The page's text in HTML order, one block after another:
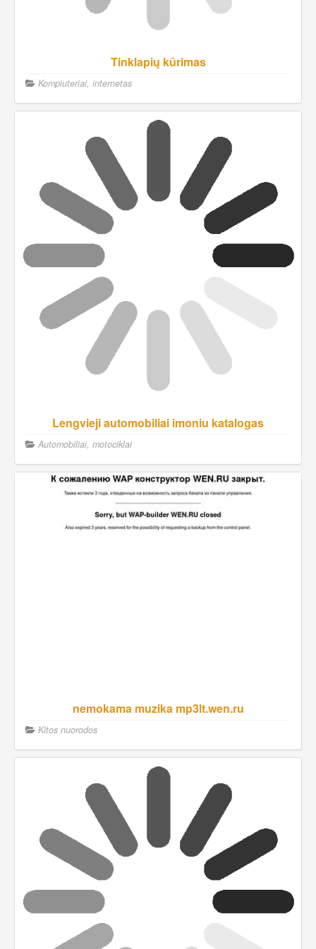
Tinklapių kūrimas
Kompiuteriai, internetas
Lengvieji automobiliai imoniu katalogas
Automobiliai, motociklai
nemokama muzika mp3lt.wen.ru
Kitos nuorodos